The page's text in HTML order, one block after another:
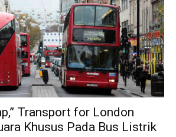
Transport for London
Khusus Pada Bus Listrik